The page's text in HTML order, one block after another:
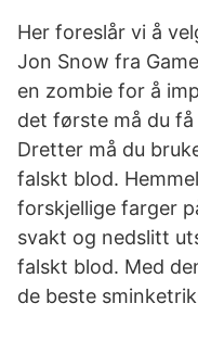
Her foreslår vi å
Jon Snow fra
en zombie for å
det første må du få
Dretter må du
falskt blod.
forskjellige farger
svakt og nedslitt
falskt blod. Med
de beste